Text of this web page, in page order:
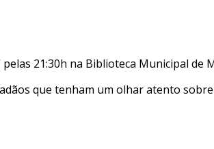
21:30h na Biblioteca Municipal de
que tenham um olhar atento